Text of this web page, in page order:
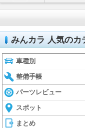
みんカラ 人気のカ
車種別
整備手帳
パーツレビュー
スポット
まとめ